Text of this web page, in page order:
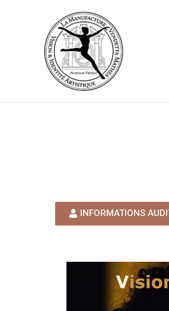
INFORMATIONS